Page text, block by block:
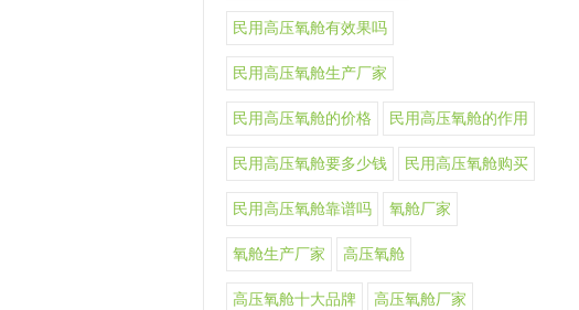
民用高压氧舱有效果吗
民用高压氧舱生产厂家
民用高压氧舱的价格 民用高压氧舱的作用
民用高压氧舱要多少钱 民用高压氧舱购买
民用高压氧舱靠谱吗 氧舱厂家
氧舱生产厂家 高压氧舱
高压氧舱十大品牌 高压氧舱厂家